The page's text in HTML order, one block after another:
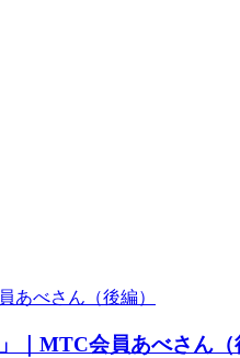
｜MTC会員あべさん